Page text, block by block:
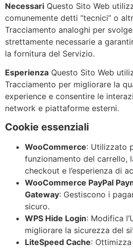
Necessari Questo Sito Web
comunemente detti “tecnici” o
Tracciamento analoghi per
strettamente necessarie a
la fornitura del Servizio.
Esperienza Questo Sito Web
Tracciamento per migliorare la
experience e consentire le
network e piattaforme esterni.
Cookie essenziali
WooCommerce: Utilizzato
funzionamento del carrello,
checkout e l’esperienza di
WooCommerce PayPal
Gateway: Gestiscono i
sicuro.
WPS Hide Login: Modifica
migliorare la sicurezza del
LiteSpeed Cache: